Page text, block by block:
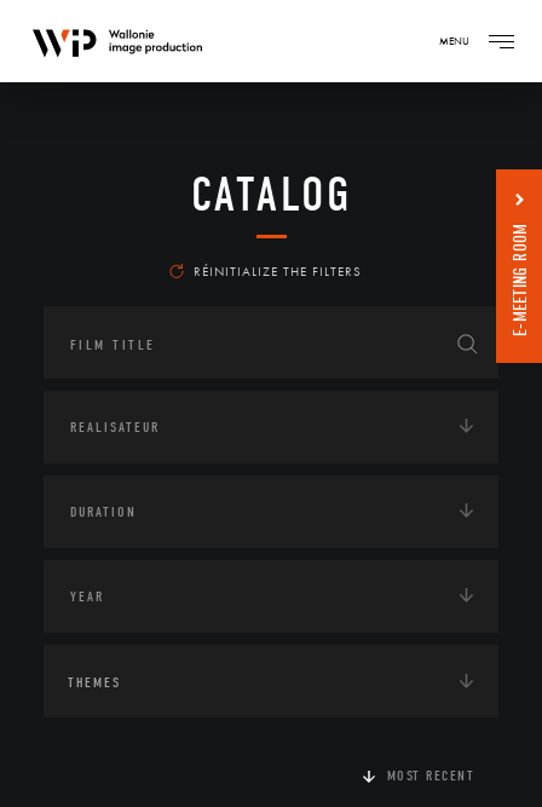
MENU
CATALOG
RÉINITIALIZE THE FILTERS
THEMES
MOST RECENT
E-MEETING ROOM